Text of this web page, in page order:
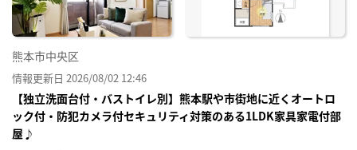
熊本市中央区
情報更新日 2026/08/02 12:46
【独立洗面台付・バストイレ別】熊本駅や市街地に近くオートロ
ック付・防犯カメラ付セキュリティ対策のある1LDK家具家電付部
屋♪